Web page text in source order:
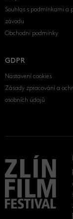
Souhlas s podmínkami a
závodu
Obchodní podmínky
GDPR
Nastavení cookies
Zásady zpracování a
osobních údajů